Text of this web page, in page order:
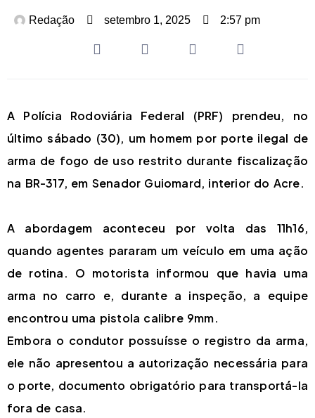
Redação setembro 1, 2025 2:57 pm
A Polícia Rodoviária Federal (PRF) prendeu, no
último sábado (30), um homem por porte ilegal de
arma de fogo de uso restrito durante fiscalização
na BR-317, em Senador Guiomard, interior do Acre.
A abordagem aconteceu por volta das 11h16,
quando agentes pararam um veículo em uma ação
de rotina. O motorista informou que havia uma
arma no carro e, durante a inspeção, a equipe
encontrou uma pistola calibre 9mm.
Embora o condutor possuísse o registro da arma,
ele não apresentou a autorização necessária para
o porte, documento obrigatório para transportá-la
fora de casa.